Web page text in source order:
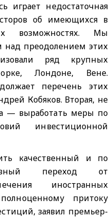
играет недостаточная
об имеющихся в
возможностях. Мы
над преодолением этих
ряд крупных
Лондоне, Вене.
перечень этих
Кобяков. Вторая, не
— выработать меры по
инвестиционной
качественный и по
переход от
иностранных
притоку
заявил премьер-